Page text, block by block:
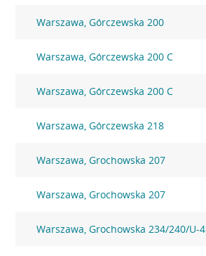
Warszawa, Górczewska 200
Warszawa, Górczewska 200 C
Warszawa, Górczewska 200 C
Warszawa, Górczewska 218
Warszawa, Grochowska 207
Warszawa, Grochowska 207
Warszawa, Grochowska 234/240/U-4